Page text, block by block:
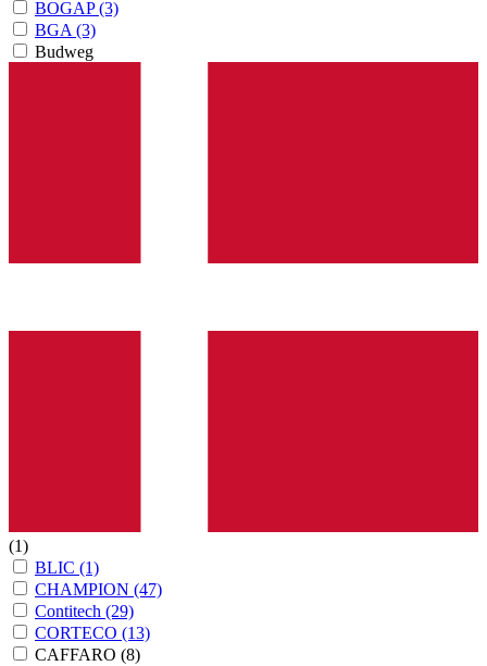
BOGAP(3)
BGA(3)
Budweg
(1)
BLIC (1)
CHAMPION (47)
Contitech (29)
CORTECO (13)
CAFFARO (8)